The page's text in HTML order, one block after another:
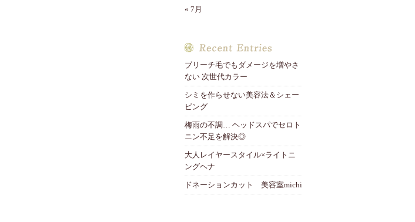
« 7月
ブリーチ毛でもダメージを増やさ
ない 次世代カラー
シミを作らせない美容法＆シェー
ビング
梅雨の不調… ヘッドスパでセロト
ニン不足を解決◎
大人レイヤースタイル×ライトニ
ングヘナ
ドネーションカット 美容室michi